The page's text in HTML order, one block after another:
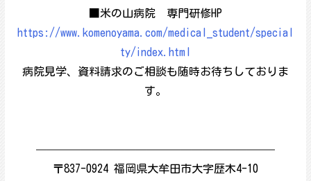
■米の山病院 専門研修HP
https://www.komenoyama.com/medical_student/special
ty/index.html
病院見学、資料請求のご相談も随時お待ちしておりま
す。
—————————————————————–
〒837-0924 福岡県大牟田市大字歴木4-10